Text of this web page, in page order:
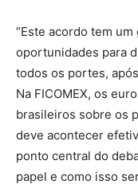
“Este acordo tem
oportunidades para
todos os portes,
Na FICOMEX, os
brasileiros sobre os
deve acontecer
ponto central do
papel e como isso